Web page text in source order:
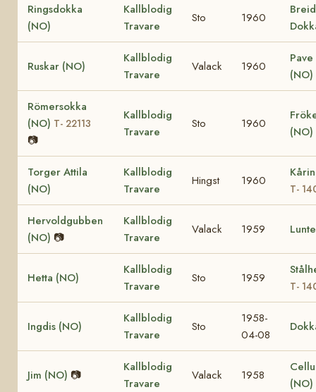
Ringsdokka
(NO)
Kallblodig
Travare
Sto 1960
Ruskar (NO)
Kallblodig
Travare
Valack 1960
Pave
(NO)
Römersokka
(NO) T- 22113
📷
Kallblodig
Travare
Sto 1960
(NO)
Torger Attila
(NO)
Kallblodig
Travare
Hingst 1960
T-
Hervoldgubben
(NO) 📷
Kallblodig
Travare
Valack 1959
Hetta (NO)
Kallblodig
Travare
Sto 1959
T-
Ingdis (NO)
Kallblodig
Travare
Sto
1958-
04-08
Jim (NO) 📷
Kallblodig
Travare
Valack 1958
(NO)